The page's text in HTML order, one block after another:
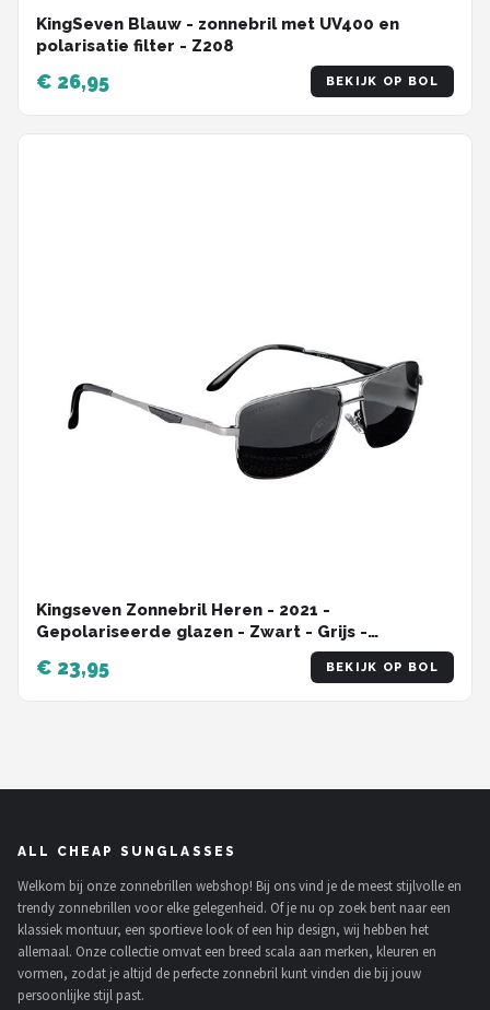
KingSeven Blauw - zonnebril met UV400 en
polarisatie filter - Z208
€ 26,95 BEKIJK OP BOL
Kingseven Zonnebril Heren - 2021 -
Gepolariseerde glazen - Zwart - Grijs -
€ 23,95 BEKIJK OP BOL
ALL CHEAP SUNGLASSES
Welkom bij onze zonnebrillen webshop! Bij ons vind je de meest stijlvolle en
trendy zonnebrillen voor elke gelegenheid. Of je nu op zoek bent naar een
klassiek montuur, een sportieve look of een hip design, wij hebben het
allemaal. Onze collectie omvat een breed scala aan merken, kleuren en
vormen, zodat je altijd de perfecte zonnebril kunt vinden die bij jouw
persoonlijke stijl past.